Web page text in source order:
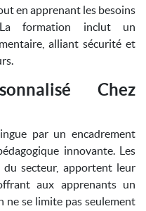
en apprenant les besoins
La formation inclut un
alliant sécurité et
Chez
par un encadrement
innovante. Les
secteur, apportent leur
aux apprenants un
ne se limite pas seulement